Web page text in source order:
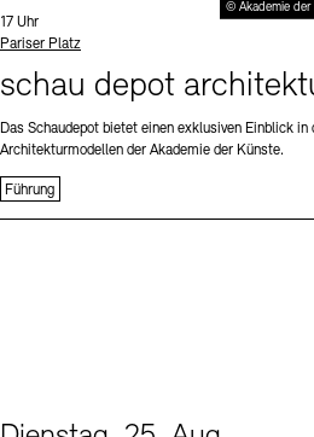
© Akademie
Uhrzeit:
17 Uhr
Standort
Pariser Platz
schau depot
Das Schaudepot bietet einen exklusiven Einblick in
Architekturmodellen der Akademie der Künste.
Führung